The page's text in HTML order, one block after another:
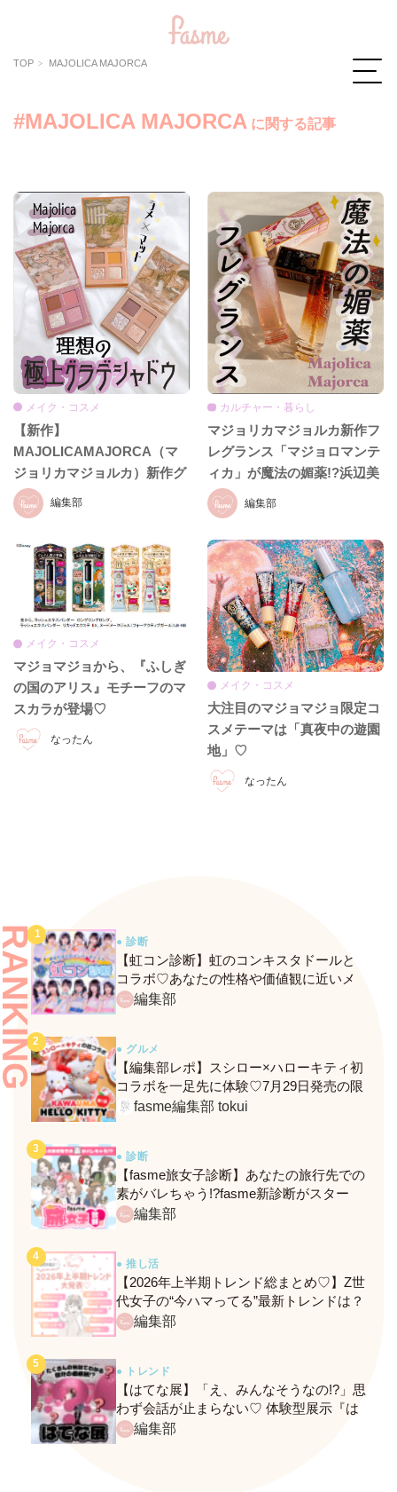
TOP MAJOLICA MAJORCA
#MAJOLICA MAJORCA に関する記事
編集部
メイク・コスメ
【新作】
MAJOLICAMAJORCA（マ
ジョリカマジョルカ）新作グ
ラデシャドウパレットが優秀
♡
編集部
カルチャー・暮らし
マジョリカマジョルカ新作フ
レグランス「マジョロマンテ
ィカ」が魔法の媚薬!?浜辺美
波監修第二弾！
なったん
メイク・コスメ
マジョマジョから、『ふしぎ
の国のアリス』モチーフのマ
スカラが登場♡
なったん
メイク・コスメ
大注目のマジョマジョ限定コ
スメテーマは「真夜中の遊園
地」♡
● 診断
【虹コン診断】虹のコンキスタドールと
コラボ♡あなたの性格や価値観に近いメ
ンバーがわかる、fasmeの新診断がスター
編集部
● グルメ
【編集部レポ】スシロー×ハローキティ初
コラボを一足先に体験♡7月29日発売の限
定メニュー＆グッズをレポ！
fasme編集部 tokui
● 診断
【fasme旅女子診断】あなたの旅行先での
素がバレちゃう!?fasme新診断がスター
ト！編集部
● 推し活
【2026年上半期トレンド総まとめ♡】Z世
代女子の“今ハマってる”最新トレンドは？
ネクストバズ予報もチェック♪
編集部
● トレンド
【はてな展】「え、みんなそうなの!?」思
わず会話が止まらない♡ 体験型展示『は
てな展』に行ってきたレポ
編集部